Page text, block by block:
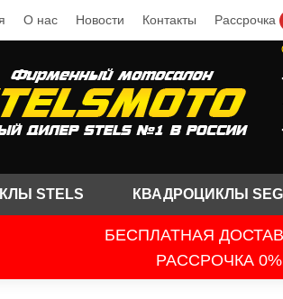
О нас Новости Контакты Рассрочка
STELS КВАДРОЦИКЛЫ
БЕСПЛАТНАЯ
РАССРОЧКА